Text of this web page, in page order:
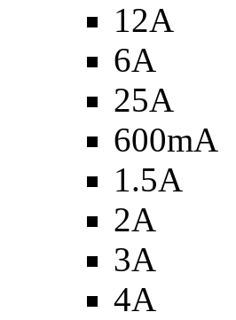
12A
6A
25A
600mA
1.5A
2A
3A
4A